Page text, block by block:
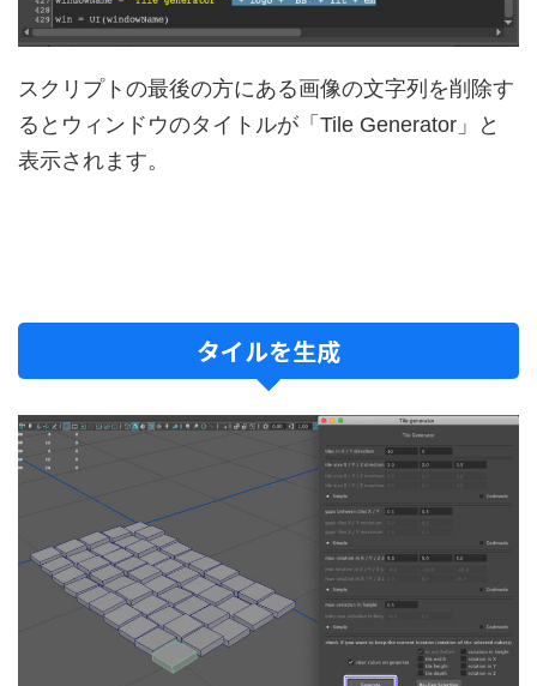
スクリプトの最後の方にある画像の文字列を削除す
るとウィンドウのタイトルが「Tile Generator」と
表示されます。
タイルを生成